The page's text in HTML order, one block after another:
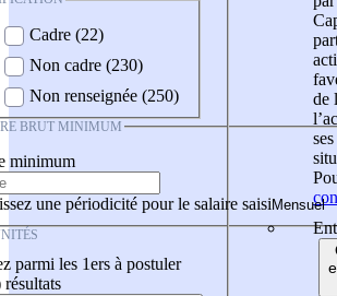
Cadre (22)
Non cadre (230)
Non renseignée (250)
BRUT MINIMUM
minimum
une périodicité pour le salaire saisi
parmi les 1ers à postuler
résultats
de